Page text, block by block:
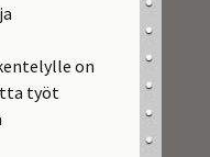
on
työt